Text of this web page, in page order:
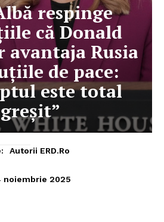
respinge
că Donald
avantaja Rusia
de pace:
este total
greșit”
Autorii ERD.ro
noiembrie 2025